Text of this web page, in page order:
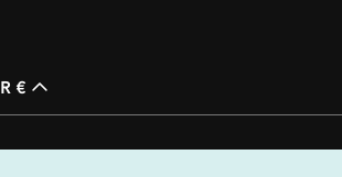
€
vorbehalten. Die Wortmarke GoDaddy ist eine